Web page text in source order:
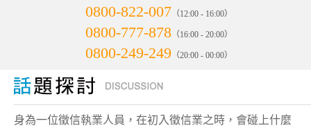
0800-822-007 （12:00 - 16:00）
0800-777-878 （16:00 - 20:00）
0800-249-249 （20:00 - 00:00）
身為一位徵信執業人員，在初入徵信業之時，會碰上什麼